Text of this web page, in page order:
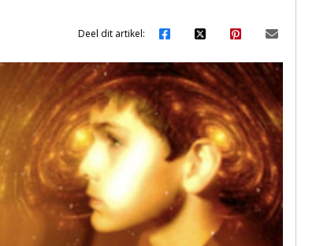
Deel dit artikel: